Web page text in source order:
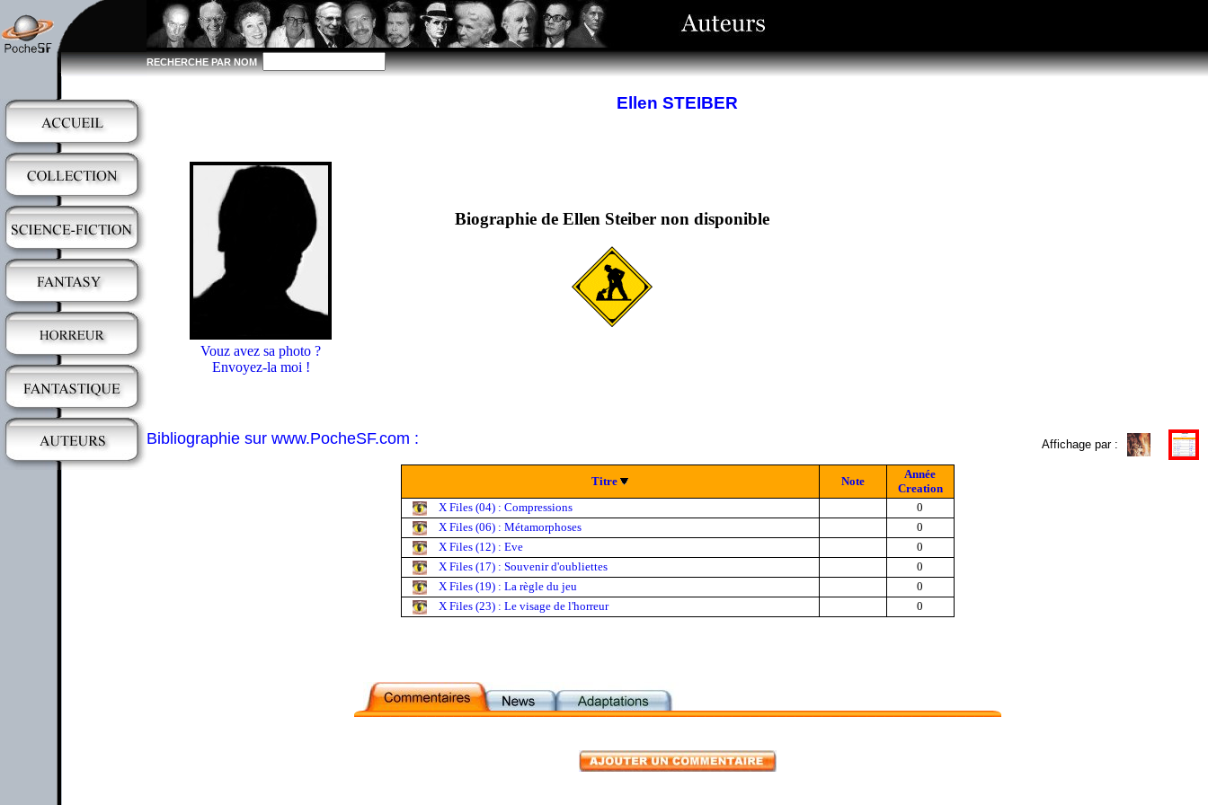
RECHERCHE PAR NOM
Ellen STEIBER
Vouz avez sa photo ?
Envoyez-la moi !
Biographie de Ellen Steiber non disponible
Bibliographie sur www.PocheSF.com : Affichage par :
Titre Note
Année
Creation
X Files (04) : Compressions
0
X Files (06) : Métamorphoses
0
X Files (12) : Eve
0
X Files (17) : Souvenir d'oubliettes
0
X Files (19) : La règle du jeu
0
X Files (23) : Le visage de l'horreur
0